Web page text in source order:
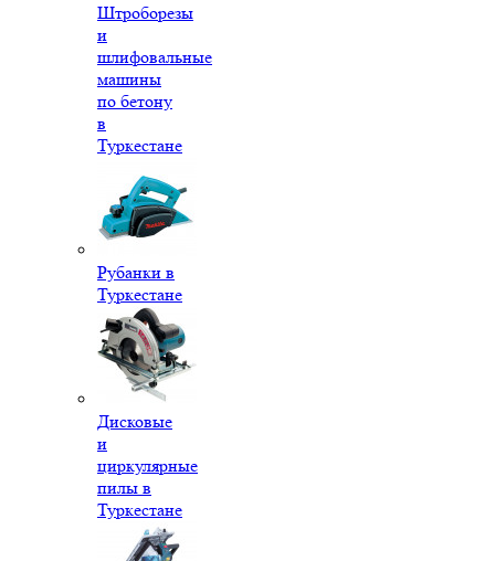
Штроборезы
и
шлифовальные
машины
по бетону
в
Туркестане
Рубанки в
Туркестане
Дисковые
и
циркулярные
пилы в
Туркестане